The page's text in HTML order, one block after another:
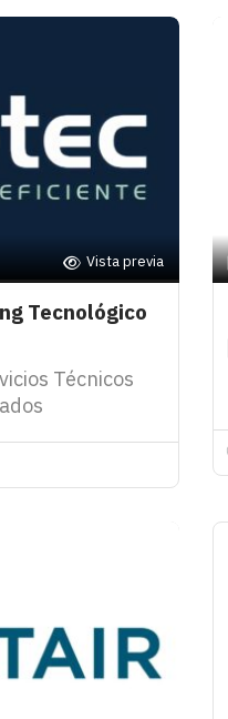
Vista previa
Tecnológico
Técnicos